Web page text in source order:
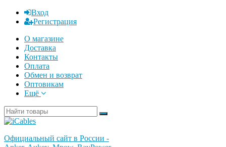
Вход
Регистрация
О магазине
Доставка
Контакты
Оплата
Обмен и возврат
Оптовикам
Ещё
Официальный сайт в России -